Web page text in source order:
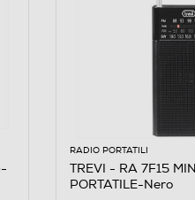
RADIO PORTATILI
TREVI - RA 7F15
PORTATILE-Nero